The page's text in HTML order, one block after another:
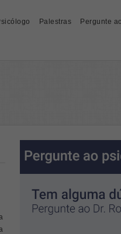
Palestras Pergunte